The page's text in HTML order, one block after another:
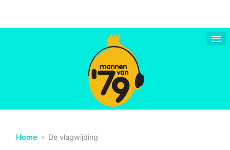
Home › De vlagwijding